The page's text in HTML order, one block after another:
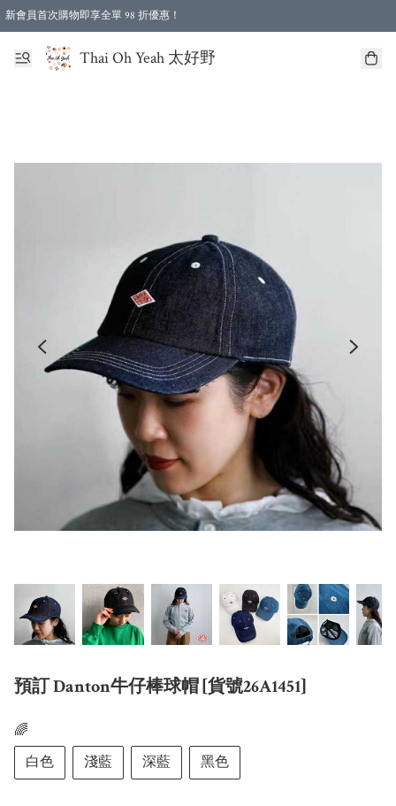
新會員首次購物即享全單 98 折優惠！
特選會員可享全單低至 96 折優惠！
Thai Oh Yeah 太好野
預訂 Danton牛仔棒球帽 [貨號26A1451]
🌈
白色
淺藍 深藍 黑色